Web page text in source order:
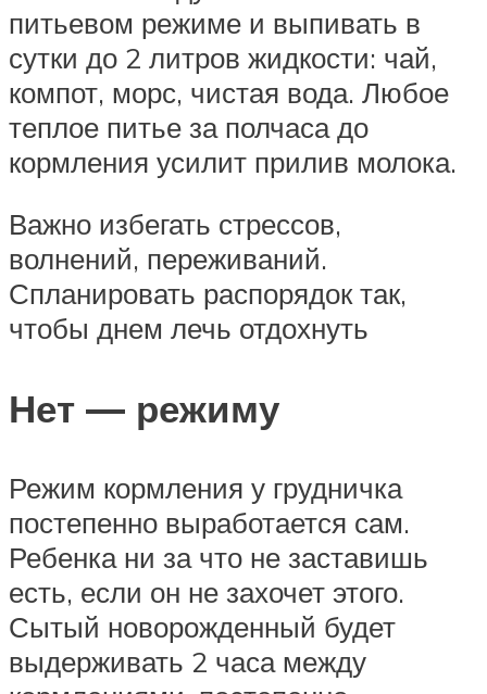
питьевом режиме и выпивать в
сутки до 2 литров жидкости: чай,
компот, морс, чистая вода. Любое
теплое питье за полчаса до
кормления усилит прилив молока.
Важно избегать стрессов,
волнений, переживаний.
Спланировать распорядок так,
чтобы днем лечь отдохнуть
Нет — режиму
Режим кормления у грудничка
постепенно выработается сам.
Ребенка ни за что не заставишь
есть, если он не захочет этого.
Сытый новорожденный будет
выдерживать 2 часа между